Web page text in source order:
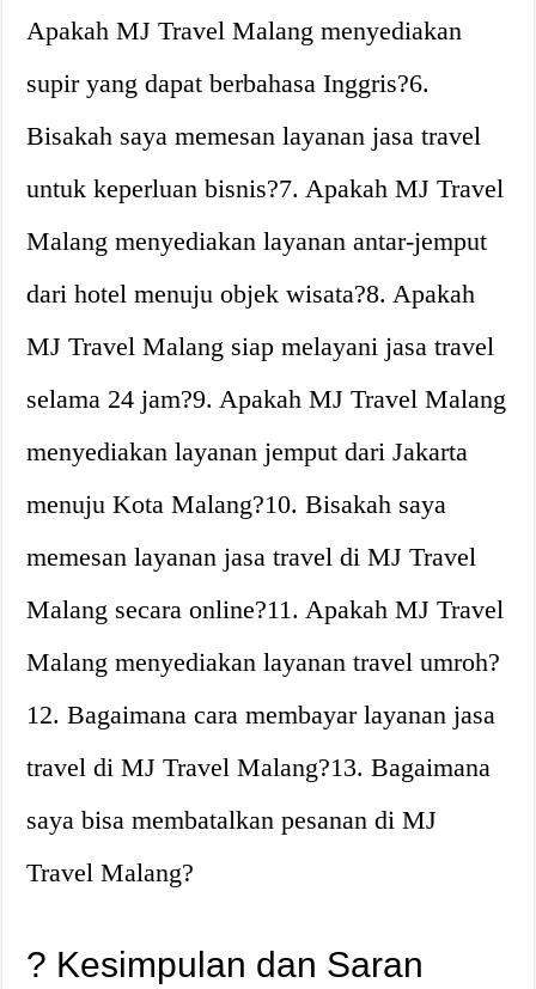
Apakah MJ Travel Malang menyediakan
supir yang dapat berbahasa Inggris?6.
Bisakah saya memesan layanan jasa travel
untuk keperluan bisnis?7. Apakah MJ Travel
Malang menyediakan layanan antar-jemput
dari hotel menuju objek wisata?8. Apakah
MJ Travel Malang siap melayani jasa travel
selama 24 jam?9. Apakah MJ Travel Malang
menyediakan layanan jemput dari Jakarta
menuju Kota Malang?10. Bisakah saya
memesan layanan jasa travel di MJ Travel
Malang secara online?11. Apakah MJ Travel
Malang menyediakan layanan travel umroh?
12. Bagaimana cara membayar layanan jasa
travel di MJ Travel Malang?13. Bagaimana
saya bisa membatalkan pesanan di MJ
Travel Malang?
? Kesimpulan dan Saran